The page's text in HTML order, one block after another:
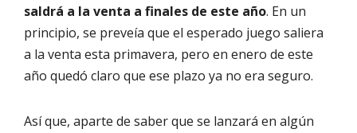
saldrá a la venta a finales de este año. En un
principio, se preveía que el esperado juego saliera
a la venta esta primavera, pero en enero de este
año quedó claro que ese plazo ya no era seguro.
Así que, aparte de saber que se lanzará en algún